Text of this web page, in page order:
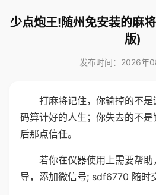
少点炮王!随州免安装的麻
版)
发布时间：2026年
打麻将记住，你输掉的不
码算计好的人生；你失去的不
后那点信任。
若你在仪器使用上需要帮
导，添加微信号; sdf6770 随时